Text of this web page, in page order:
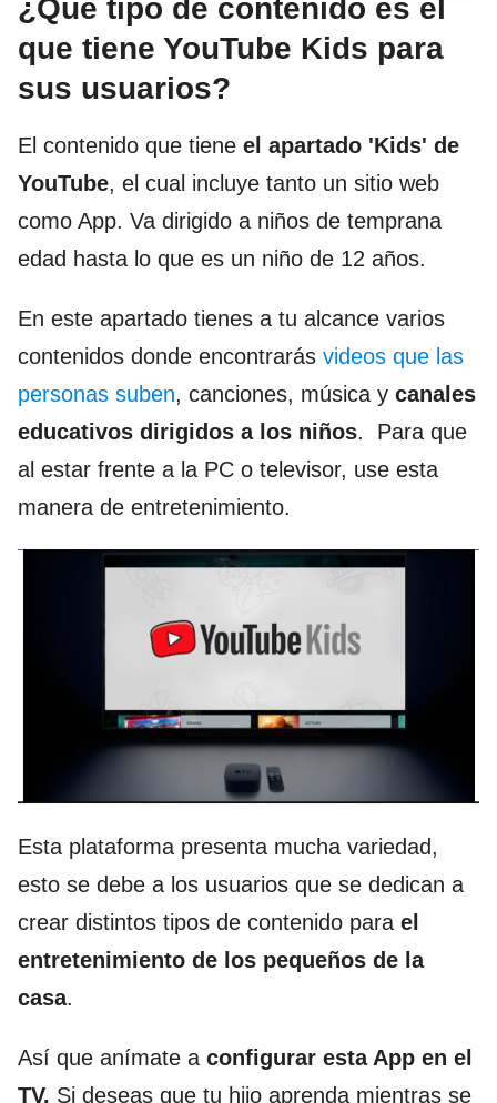
¿Qué tipo de contenido es el
que tiene YouTube Kids para
sus usuarios?
El contenido que tiene el apartado 'Kids' de
YouTube, el cual incluye tanto un sitio web
como App. Va dirigido a niños de temprana
edad hasta lo que es un niño de 12 años.
En este apartado tienes a tu alcance varios
contenidos donde encontrarás videos que las
personas suben, canciones, música y canales
educativos dirigidos a los niños. Para que
al estar frente a la PC o televisor, use esta
manera de entretenimiento.
Esta plataforma presenta mucha variedad,
esto se debe a los usuarios que se dedican a
crear distintos tipos de contenido para el
entretenimiento de los pequeños de la
casa.
Así que anímate a configurar esta App en el
TV. Si deseas que tu hijo aprenda mientras se